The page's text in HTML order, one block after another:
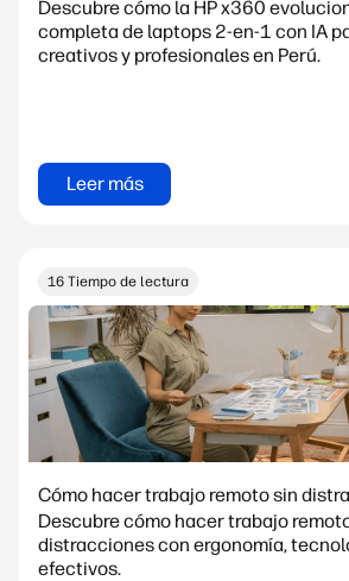
Descubre cómo la HP x360
completa de laptops 2-en-1 con IA
creativos y profesionales en Perú.
Leer más
16 Tiempo de lectura
Cómo hacer trabajo remoto sin
Descubre cómo hacer trabajo
distracciones con ergonomía,
efectivos.